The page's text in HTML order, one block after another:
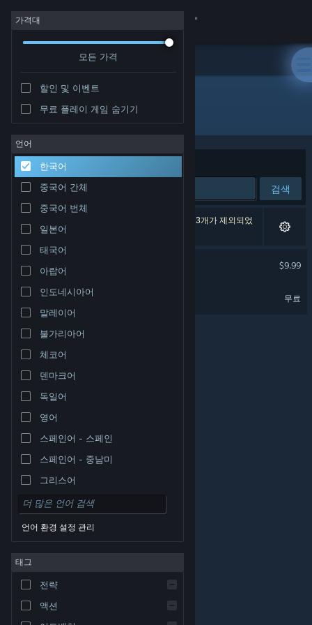
로그인
커뮤니티
정보
지원
언어 변경
Steam 모바일 앱 다운로드
PC 웹사이트 보기
© Valve Corporation. 모든 권리 보유. 모든 상표는 미국
및 기타 국가에서 각각 해당 소유자의 재산입니다.
환불| 쿠키
가격대
모든 가격
할인 및 이벤트
무료 플레이 게임 숨기기
언어
한국어
중국어 간체
중국어 번체
일본어
태국어
아랍어
인도네시아어
말레이어
불가리아어
체코어
덴마크어
독일어
영어
스페인어 - 스페인
스페인어 - 중남미
그리스어
언어 환경 설정 관리
태그
전략
액션
개발자: Edvar Studio
정렬 기준 연관성
검색
검색 결과가 2개 있습니다. 환경 설정에 따라 게임 3개가 제외되었
습니다.
$9.99
Arcade Boy
무료